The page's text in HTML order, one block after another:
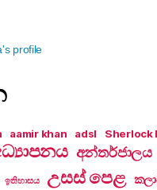
profile
aamir khan adsl Sherlock
අන්තර්ජාලය
ඉතිහාසය උසස් පෙළ